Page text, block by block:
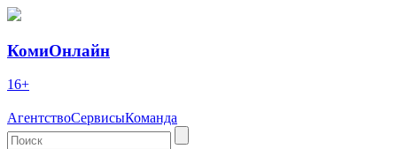
КомиОнлайн
16+
АгентствоСервисыКоманда